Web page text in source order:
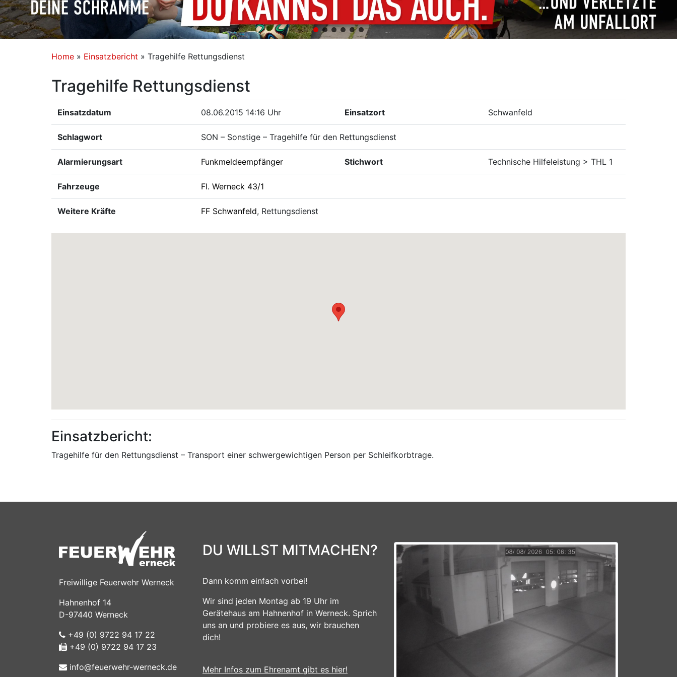
Home » Einsatzbericht » Tragehilfe Rettungsdienst
Tragehilfe Rettungsdienst
Einsatzdatum 08.06.2015 14:16 Uhr Einsatzort Schwanfeld
Schlagwort SON – Sonstige – Tragehilfe für den Rettungsdienst
Alarmierungsart Funkmeldeempfänger Stichwort Technische Hilfeleistung > THL 1
Fahrzeuge Fl. Werneck 43/1
Weitere Kräfte FF Schwanfeld, Rettungsdienst
Einsatzbericht:
Tragehilfe für den Rettungsdienst – Transport einer schwergewichtigen Person per Schleifkorbtrage.
Freiwillige Feuerwehr Werneck
Hahnenhof 14
D-97440 Werneck
+49 (0) 9722 94 17 22
+49 (0) 9722 94 17 23
info@feuerwehr-werneck.de
DU WILLST MITMACHEN?
Dann komm einfach vorbei!
Wir sind jeden Montag ab 19 Uhr im
Gerätehaus am Hahnenhof in Werneck. Sprich
uns an und probiere es aus, wir brauchen
dich!
Mehr Infos zum Ehrenamt gibt es hier!